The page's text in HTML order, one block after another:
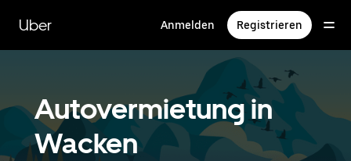
zum
Hauptinhalt
Uber Anmelden Registrieren
Autovermietung in
Wacken